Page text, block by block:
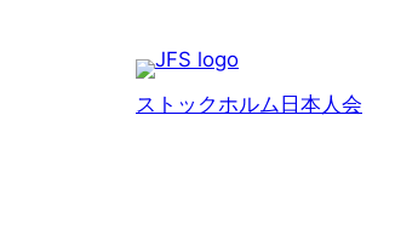
ストックホルム日本人会